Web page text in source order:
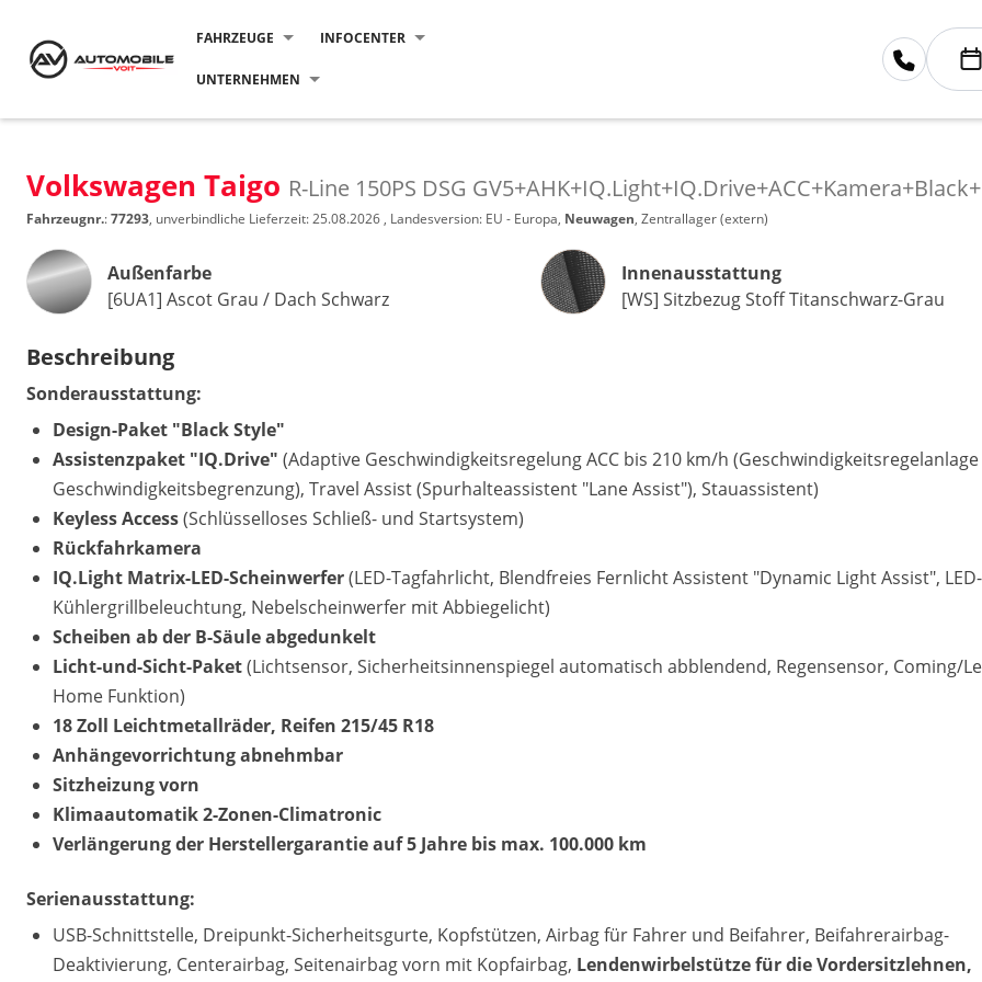
FAHRZEUGE INFOCENTER
UNTERNEHMEN
Volkswagen Taigo R-Line 150PS DSG
Fahrzeugnr.:77293, unverbindliche Lieferzeit:25.08.2026 , Landesversion: EU - Europa, Neuwagen, Zentrallager (extern)
Geschäftsführung / Inhaber
Außenfarbe
[6UA1] Ascot Grau / Dach Schwarz
InnenausstattungInnenausstattung
[WS] Sitzbezug Stoff Titanschwarz-Grau
Beschreibung
Sonderausstattung:
Design-Paket "Black Style"
Assistenzpaket "IQ.Drive" (Adaptive Geschwindigkeitsregelung ACC bis 210 km/h
Geschwindigkeitsbegrenzung), Travel Assist (Spurhalteassistent "Lane Assist"), Stauassistent)
Keyless Access(Schlüsselloses Schließ- und Startsystem)
Rückfahrkamera
IQ.Light Matrix-LED-Scheinwerfer(LED-Tagfahrlicht, Blendfreies Fernlicht Assistent "Dynamic Light Assist", LED-
Kühlergrillbeleuchtung, Nebelscheinwerfer mit Abbiegelicht)
Scheiben ab der B-Säule abgedunkelt
Licht-und-Sicht-Paket(Lichtsensor, Sicherheitsinnenspiegel automatisch abblendend, Regensensor, Coming/
Home Funktion)
18 Zoll Leichtmetallräder, Reifen 215/45 R18
Anhängevorrichtung abnehmbar
Sitzheizung vorn
Klimaautomatik 2-Zonen-Climatronic
Verlängerung der Herstellergarantie auf 5 Jahre bis max. 100.000 km
Serienausstattung:
USB-Schnittstelle, Dreipunkt-Sicherheitsgurte, Kopfstützen, Airbag für Fahrer und Beifahrer, Beifahrerairbag-
Deaktivierung, Centerairbag, Seitenairbag vorn mit Kopfairbag, Lendenwirbelstütze für die Vordersitzlehnen,